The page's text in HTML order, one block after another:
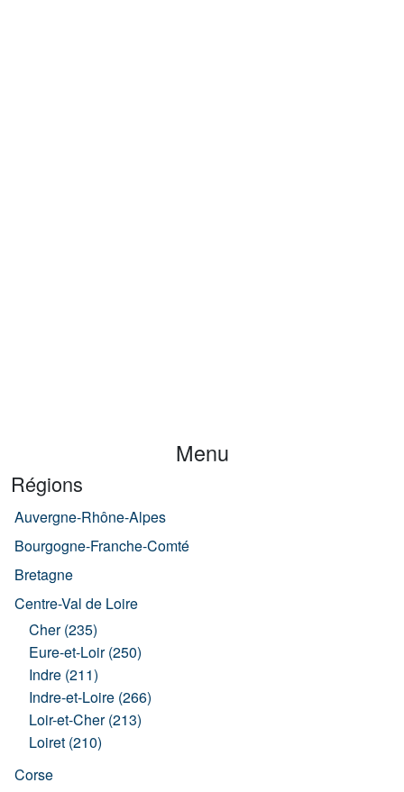
Menu
Régions
Auvergne-Rhône-Alpes
Bourgogne-Franche-Comté
Bretagne
Centre-Val de Loire
Cher (235)
Eure-et-Loir (250)
Indre (211)
Indre-et-Loire (266)
Loir-et-Cher (213)
Loiret (210)
Corse